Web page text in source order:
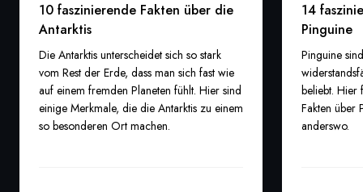
10 faszinierende Fakten über die
Antarktis
Die Antarktis unterscheidet sich so stark
vom Rest der Erde, dass man sich fast wie
auf einem fremden Planeten fühlt. Hier sind
einige Merkmale, die die Antarktis zu einem
so besonderen Ort machen.
14
Pinguine
Pinguine
beliebt. Hier
Fakten über
anderswo.